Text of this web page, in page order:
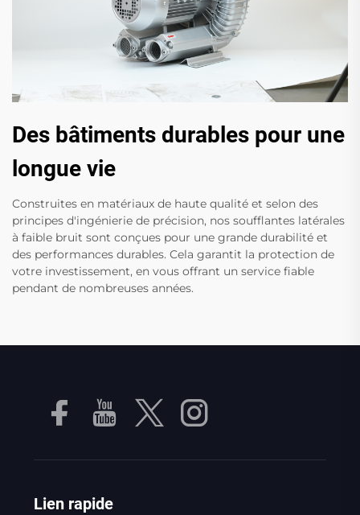
Des bâtiments durables pour une
longue vie
Construites en matériaux de haute qualité et selon des
principes d'ingénierie de précision, nos soufflantes latérales
à faible bruit sont conçues pour une grande durabilité et
des performances durables. Cela garantit la protection de
votre investissement, en vous offrant un service fiable
pendant de nombreuses années.
Lien rapide